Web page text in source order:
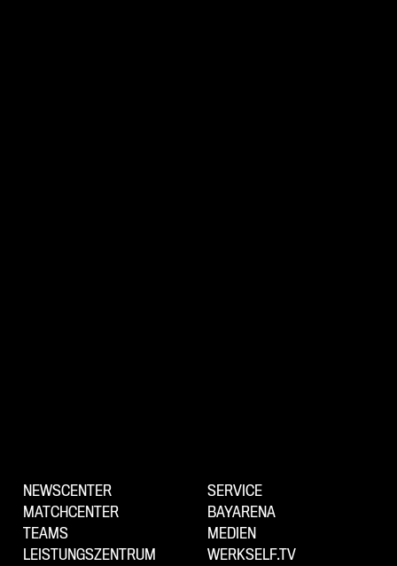
NEWSCENTER
MATCHCENTER
TEAMS
LEISTUNGSZENTRUM
SERVICE
BAYARENA
MEDIEN
WERKSELF.TV